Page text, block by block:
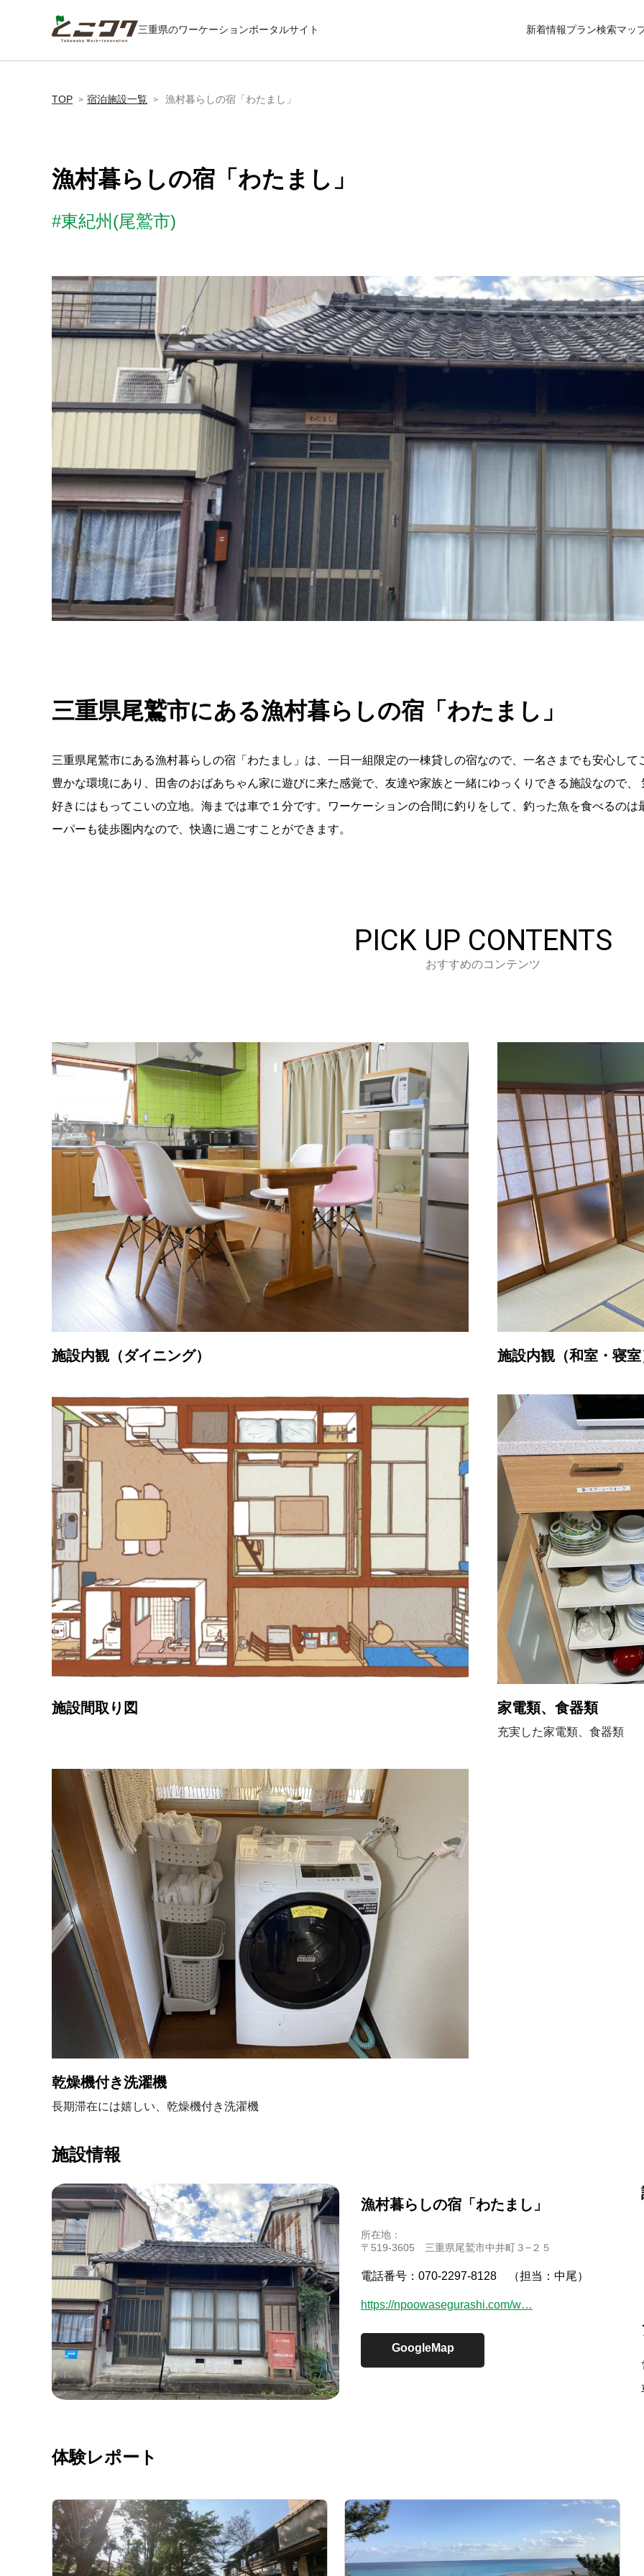
三重県のワーケーションポータルサイト 新着情報プラン検索マッ
TOP 宿泊施設一覧 漁村暮らしの宿「わたまし」
漁村暮らしの宿「わたまし」
#東紀州(尾鷲市)
三重県尾鷲市にある漁村暮らしの宿「わたまし」
三重県尾鷲市にある漁村暮らしの宿「わたまし」は、一日一組限定の一棟貸しの宿なので、一名さまでも安心し
豊かな環境にあり、田舎のおばあちゃん家に遊びに来た感覚で、友達や家族と一緒にゆっくりできる施設なので
好きにはもってこいの立地。海までは車で１分です。ワーケーションの合間に釣りをして、釣った魚を食べるの
ーパーも徒歩圏内なので、快適に過ごすことができます。
PICK UP CONTENTS
おすすめのコンテンツ
施設内観（ダイニング） 施設内観（和室・寝室
施設間取り図 家電類、食器類
充実した家電類、食器類
乾燥機付き洗濯機
長期滞在には嬉しい、乾燥機付き洗濯機
施設情報
漁村暮らしの宿「わたまし」
所在地：
〒519-3605 三重県尾鷲市中井町３−２５
電話番号：070-2297-8128 （担当：中尾）
https://npoowasegurashi.com/w…
GoogleMap
体験レポート